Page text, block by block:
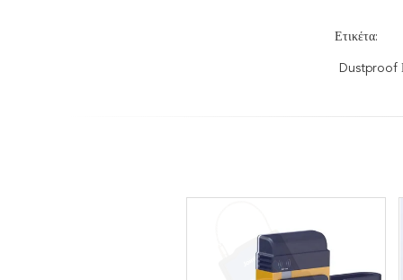
Ετικέτα:
Dustproof